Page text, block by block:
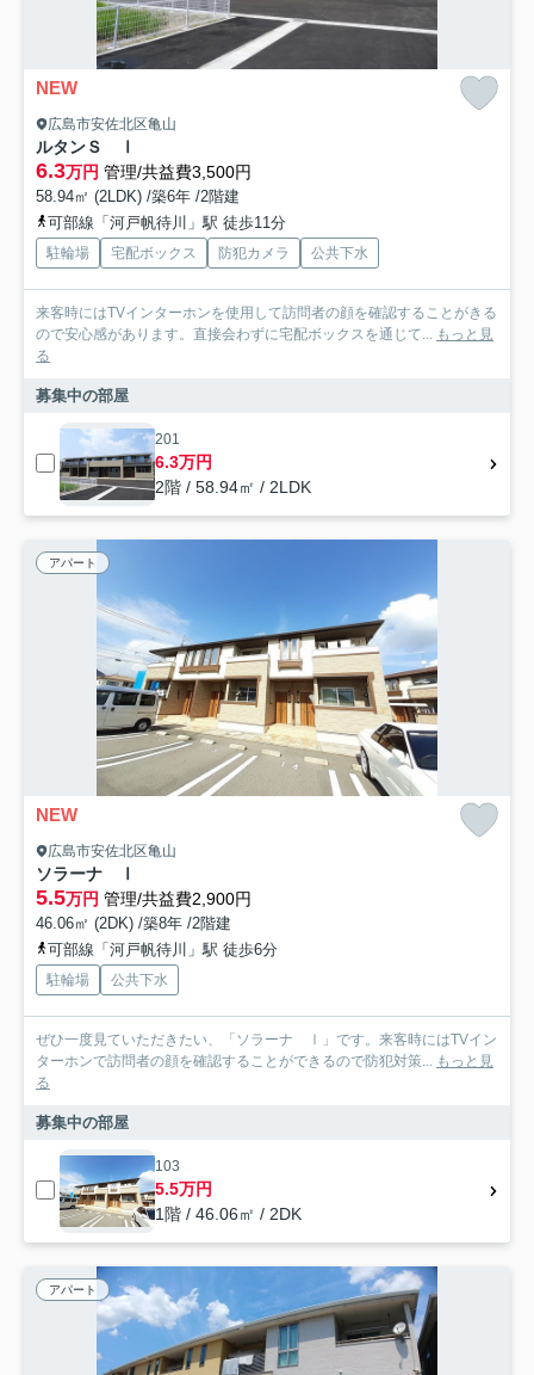
NEW
広島市安佐北区亀山
ルタンＳ Ⅰ
6.3万円 管理/共益費3,500円
58.94㎡ (2LDK) /築6年 /2階建
可部線「河戸帆待川」駅 徒歩11分
駐輪場 宅配ボックス 防犯カメラ 公共下水
来客時にはTVインターホンを使用して訪問者の顔を確認することがきる
ので安心感があります。直接会わずに宅配ボックスを通じて... もっと見
る
募集中の部屋
201
6.3万円
2階 / 58.94㎡ / 2LDK
アパート
NEW
広島市安佐北区亀山
ソラーナ Ⅰ
5.5万円 管理/共益費2,900円
46.06㎡ (2DK) /築8年 /2階建
可部線「河戸帆待川」駅 徒歩6分
駐輪場 公共下水
ぜひ一度見ていただきたい、「ソラーナ Ⅰ」です。来客時にはTVイン
ターホンで訪問者の顔を確認することができるので防犯対策... もっと見
る
募集中の部屋
103
5.5万円
1階 / 46.06㎡ / 2DK
アパート